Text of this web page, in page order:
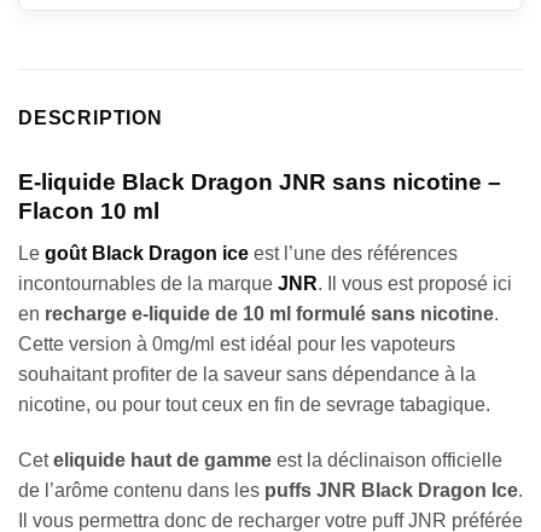
DESCRIPTION
E-liquide Black Dragon JNR sans nicotine –
Flacon 10 ml
Le goût Black Dragon ice est l’une des références
incontournables de la marque JNR. Il vous est proposé ici
en recharge e-liquide de 10 ml formulé sans nicotine.
Cette version à 0mg/ml est idéal pour les vapoteurs
souhaitant profiter de la saveur sans dépendance à la
nicotine, ou pour tout ceux en fin de sevrage tabagique.
Ceteliquide haut de gamme est la déclinaison officielle
de l’arôme contenu dans les puffs JNR Black Dragon Ice.
Il vous permettra donc de recharger votre puff JNR préférée